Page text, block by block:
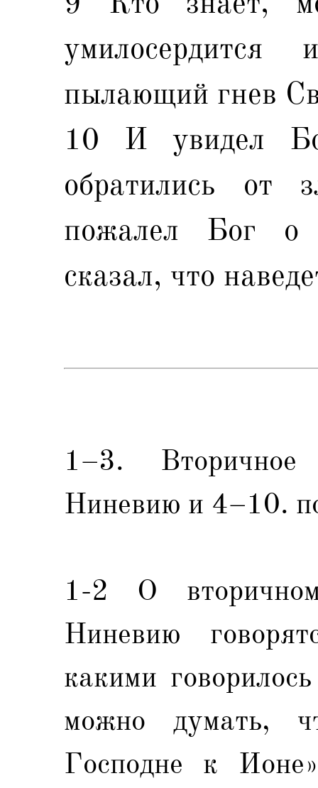
пылающий гнев
10 И увидел
обратились от
пожалел Бог о
сказал, что
1–3.
Ниневию и 4–10.
1-2 О
Ниневию
какими
можно думать,
Господне к